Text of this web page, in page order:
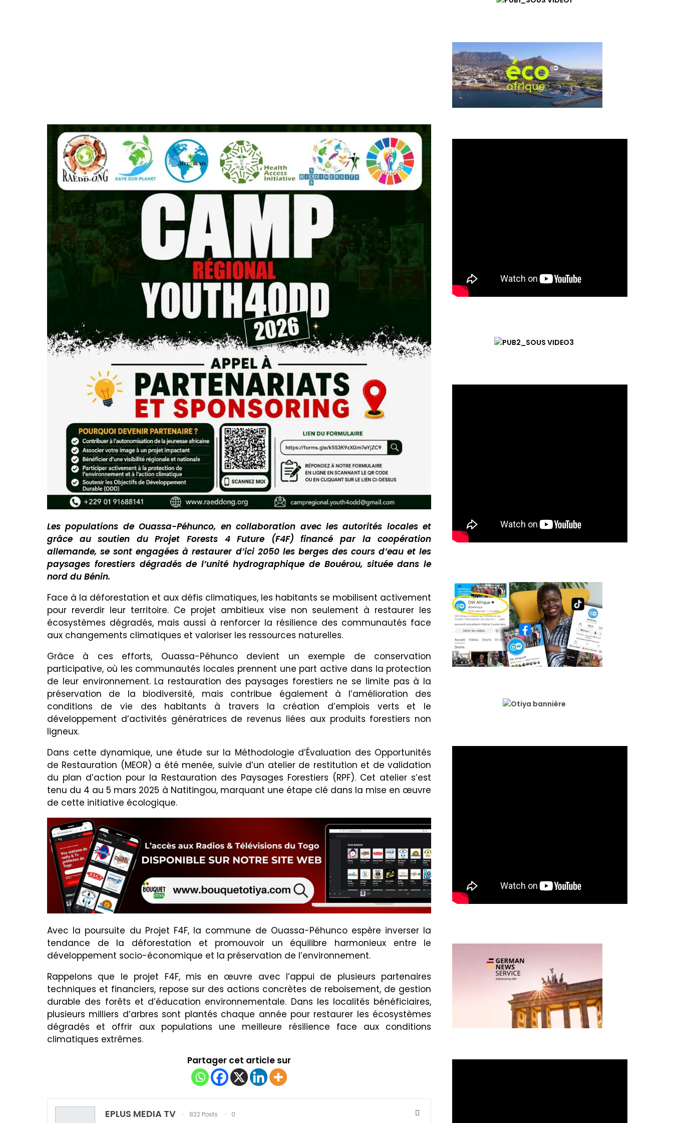
Les populations de Ouassa-Péhunco, en collaboration avec les autorités locales et
grâce au soutien du Projet Forests 4 Future (F4F) financé par la coopération
allemande, se sont engagées à restaurer d’ici 2050 les berges des cours d’eau et les
paysages forestiers dégradés de l’unité hydrographique de Bouérou, située dans le
nord du Bénin.
Face à la déforestation et aux défis climatiques, les habitants se mobilisent activement
pour reverdir leur territoire. Ce projet ambitieux vise non seulement à restaurer les
écosystèmes dégradés, mais aussi à renforcer la résilience des communautés face
aux changements climatiques et valoriser les ressources naturelles.
Grâce à ces efforts, Ouassa-Péhunco devient un exemple de conservation
participative, où les communautés locales prennent une part active dans la protection
de leur environnement. La restauration des paysages forestiers ne se limite pas à la
préservation de la biodiversité, mais contribue également à l’amélioration des
conditions de vie des habitants à travers la création d’emplois verts et le
développement d’activités génératrices de revenus liées aux produits forestiers non
ligneux.
Dans cette dynamique, une étude sur la Méthodologie d’Évaluation des Opportunités
de Restauration (MEOR) a été menée, suivie d’un atelier de restitution et de validation
du plan d’action pour la Restauration des Paysages Forestiers (RPF). Cet atelier s’est
tenu du 4 au 5 mars 2025 à Natitingou, marquant une étape clé dans la mise en œuvre
de cette initiative écologique.
Avec la poursuite du Projet F4F, la commune de Ouassa-Péhunco espère inverser la
tendance de la déforestation et promouvoir un équilibre harmonieux entre le
développement socio-économique et la préservation de l’environnement.
Rappelons que le projet F4F, mis en œuvre avec l’appui de plusieurs partenaires
techniques et financiers, repose sur des actions concrètes de reboisement, de gestion
durable des forêts et d’éducation environnementale. Dans les localités bénéficiaires,
plusieurs milliers d’arbres sont plantés chaque année pour restaurer les écosystèmes
dégradés et offrir aux populations une meilleure résilience face aux conditions
climatiques extrêmes.
Partager cet article sur
EPLUS MEDIA TV 822 Posts 0